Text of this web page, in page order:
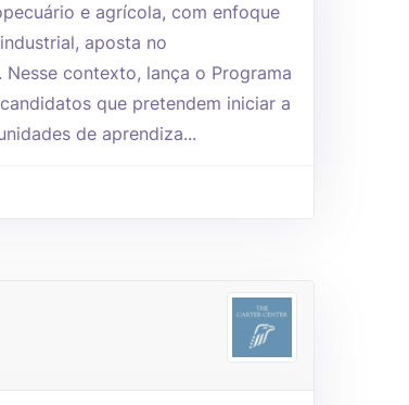
e agrícola, com enfoque
aposta no
contexto, lança o Programa
que pretendem iniciar a
de aprendiza...